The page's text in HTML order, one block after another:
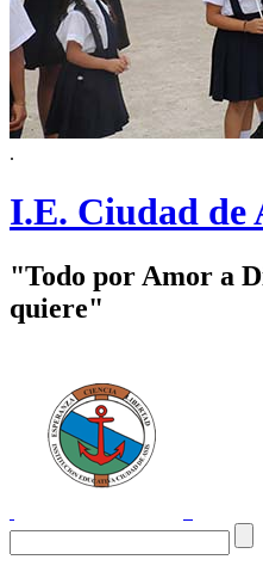
.
I.E. Ciudad de
"Todo por Amor a
quiere"